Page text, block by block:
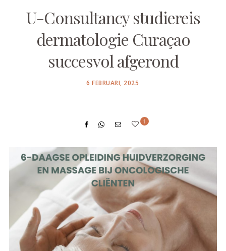
U-Consultancy studiereis
dermatologie Curaçao
succesvol afgerond
POSTED
6 FEBRUARI, 2025
1